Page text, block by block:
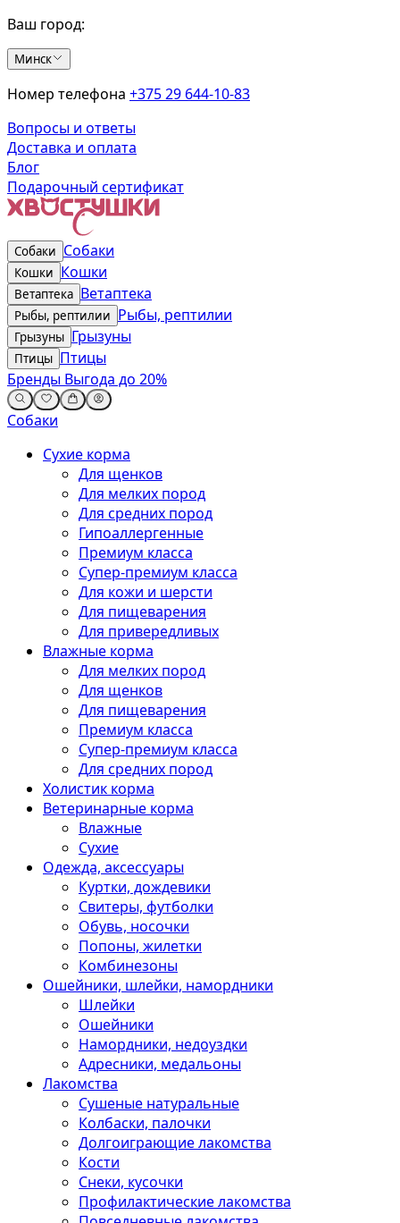
Ваш город:
Минск
Номер телефона +375 29 644-10-83
Вопросы и ответы
Доставка и оплата
Блог
Подарочный сертификат
Собаки Собаки
Кошки Кошки
Ветаптека Ветаптека
Рыбы, рептилии Рыбы, рептилии
Грызуны Грызуны
Птицы Птицы
Бренды Выгода до 20%
Собаки
Сухие корма
Для щенков
Для мелких пород
Для средних пород
Гипоаллергенные
Премиум класса
Супер-премиум класса
Для кожи и шерсти
Для пищеварения
Для привередливых
Влажные корма
Для мелких пород
Для щенков
Для пищеварения
Премиум класса
Супер-премиум класса
Для средних пород
Холистик корма
Ветеринарные корма
Влажные
Сухие
Одежда, аксессуары
Куртки, дождевики
Свитеры, футболки
Обувь, носочки
Попоны, жилетки
Комбинезоны
Ошейники, шлейки, намордники
Шлейки
Ошейники
Намордники, недоуздки
Адресники, медальоны
Лакомства
Сушеные натуральные
Колбаски, палочки
Долгоиграющие лакомства
Кости
Снеки, кусочки
Профилактические лакомства